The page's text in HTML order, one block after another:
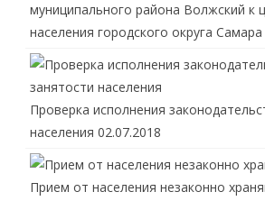
муниципального района Волжский к
населения городского округа Самара
Проверка исполнения
населения 02.07.2018
Прием от населения незаконно